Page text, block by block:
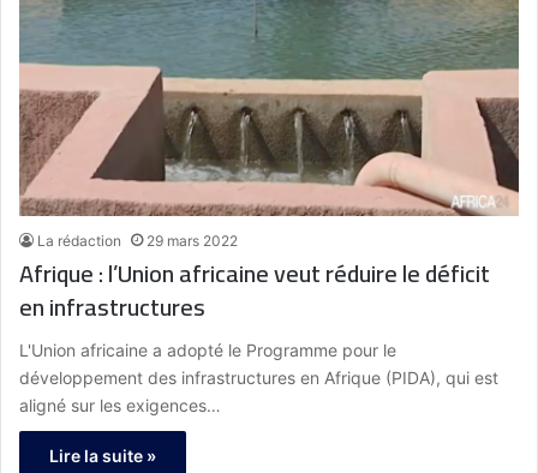
La rédaction 29 mars 2022
Afrique : l’Union africaine veut réduire le déficit
en infrastructures
L'Union africaine a adopté le Programme pour le
développement des infrastructures en Afrique (PIDA), qui est
aligné sur les exigences…
Lire la suite »